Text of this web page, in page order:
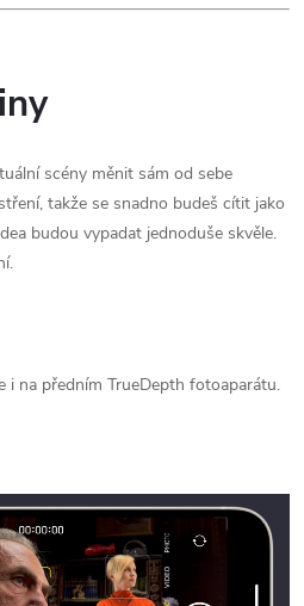
scény měnit sám od sebe
takže se snadno budeš cítit jako
budou vypadat jednoduše skvěle.
i na předním TrueDepth fotoaparátu.